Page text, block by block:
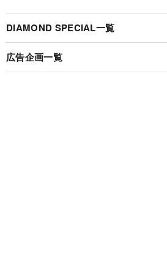
DIAMOND SPECIAL一覧
広告企画一覧